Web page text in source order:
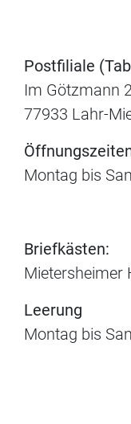
Postfiliale
Im Götzmann
77933 Lahr-
Montag bis
Briefkästen:
Mietersheimer
Leerung
Montag bis